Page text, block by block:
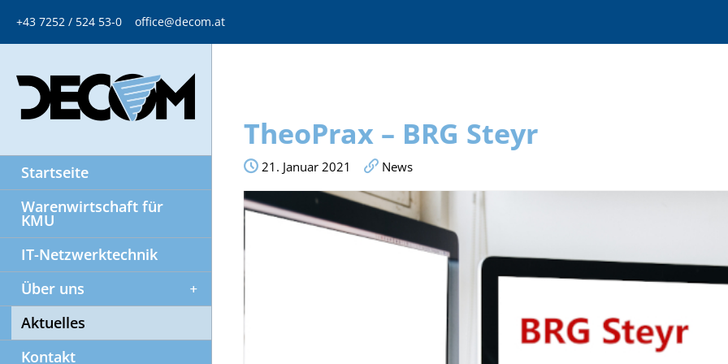
+43 7252 / 524 53-0 office@decom.at
Startseite
Warenwirtschaft für
KMU
IT-Netzwerktechnik
Über uns
Aktuelles
Kontakt
TheoPrax – BRG Steyr
21. Januar 2021 News